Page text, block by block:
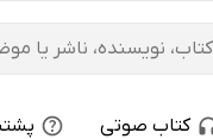
کتاب صوتی